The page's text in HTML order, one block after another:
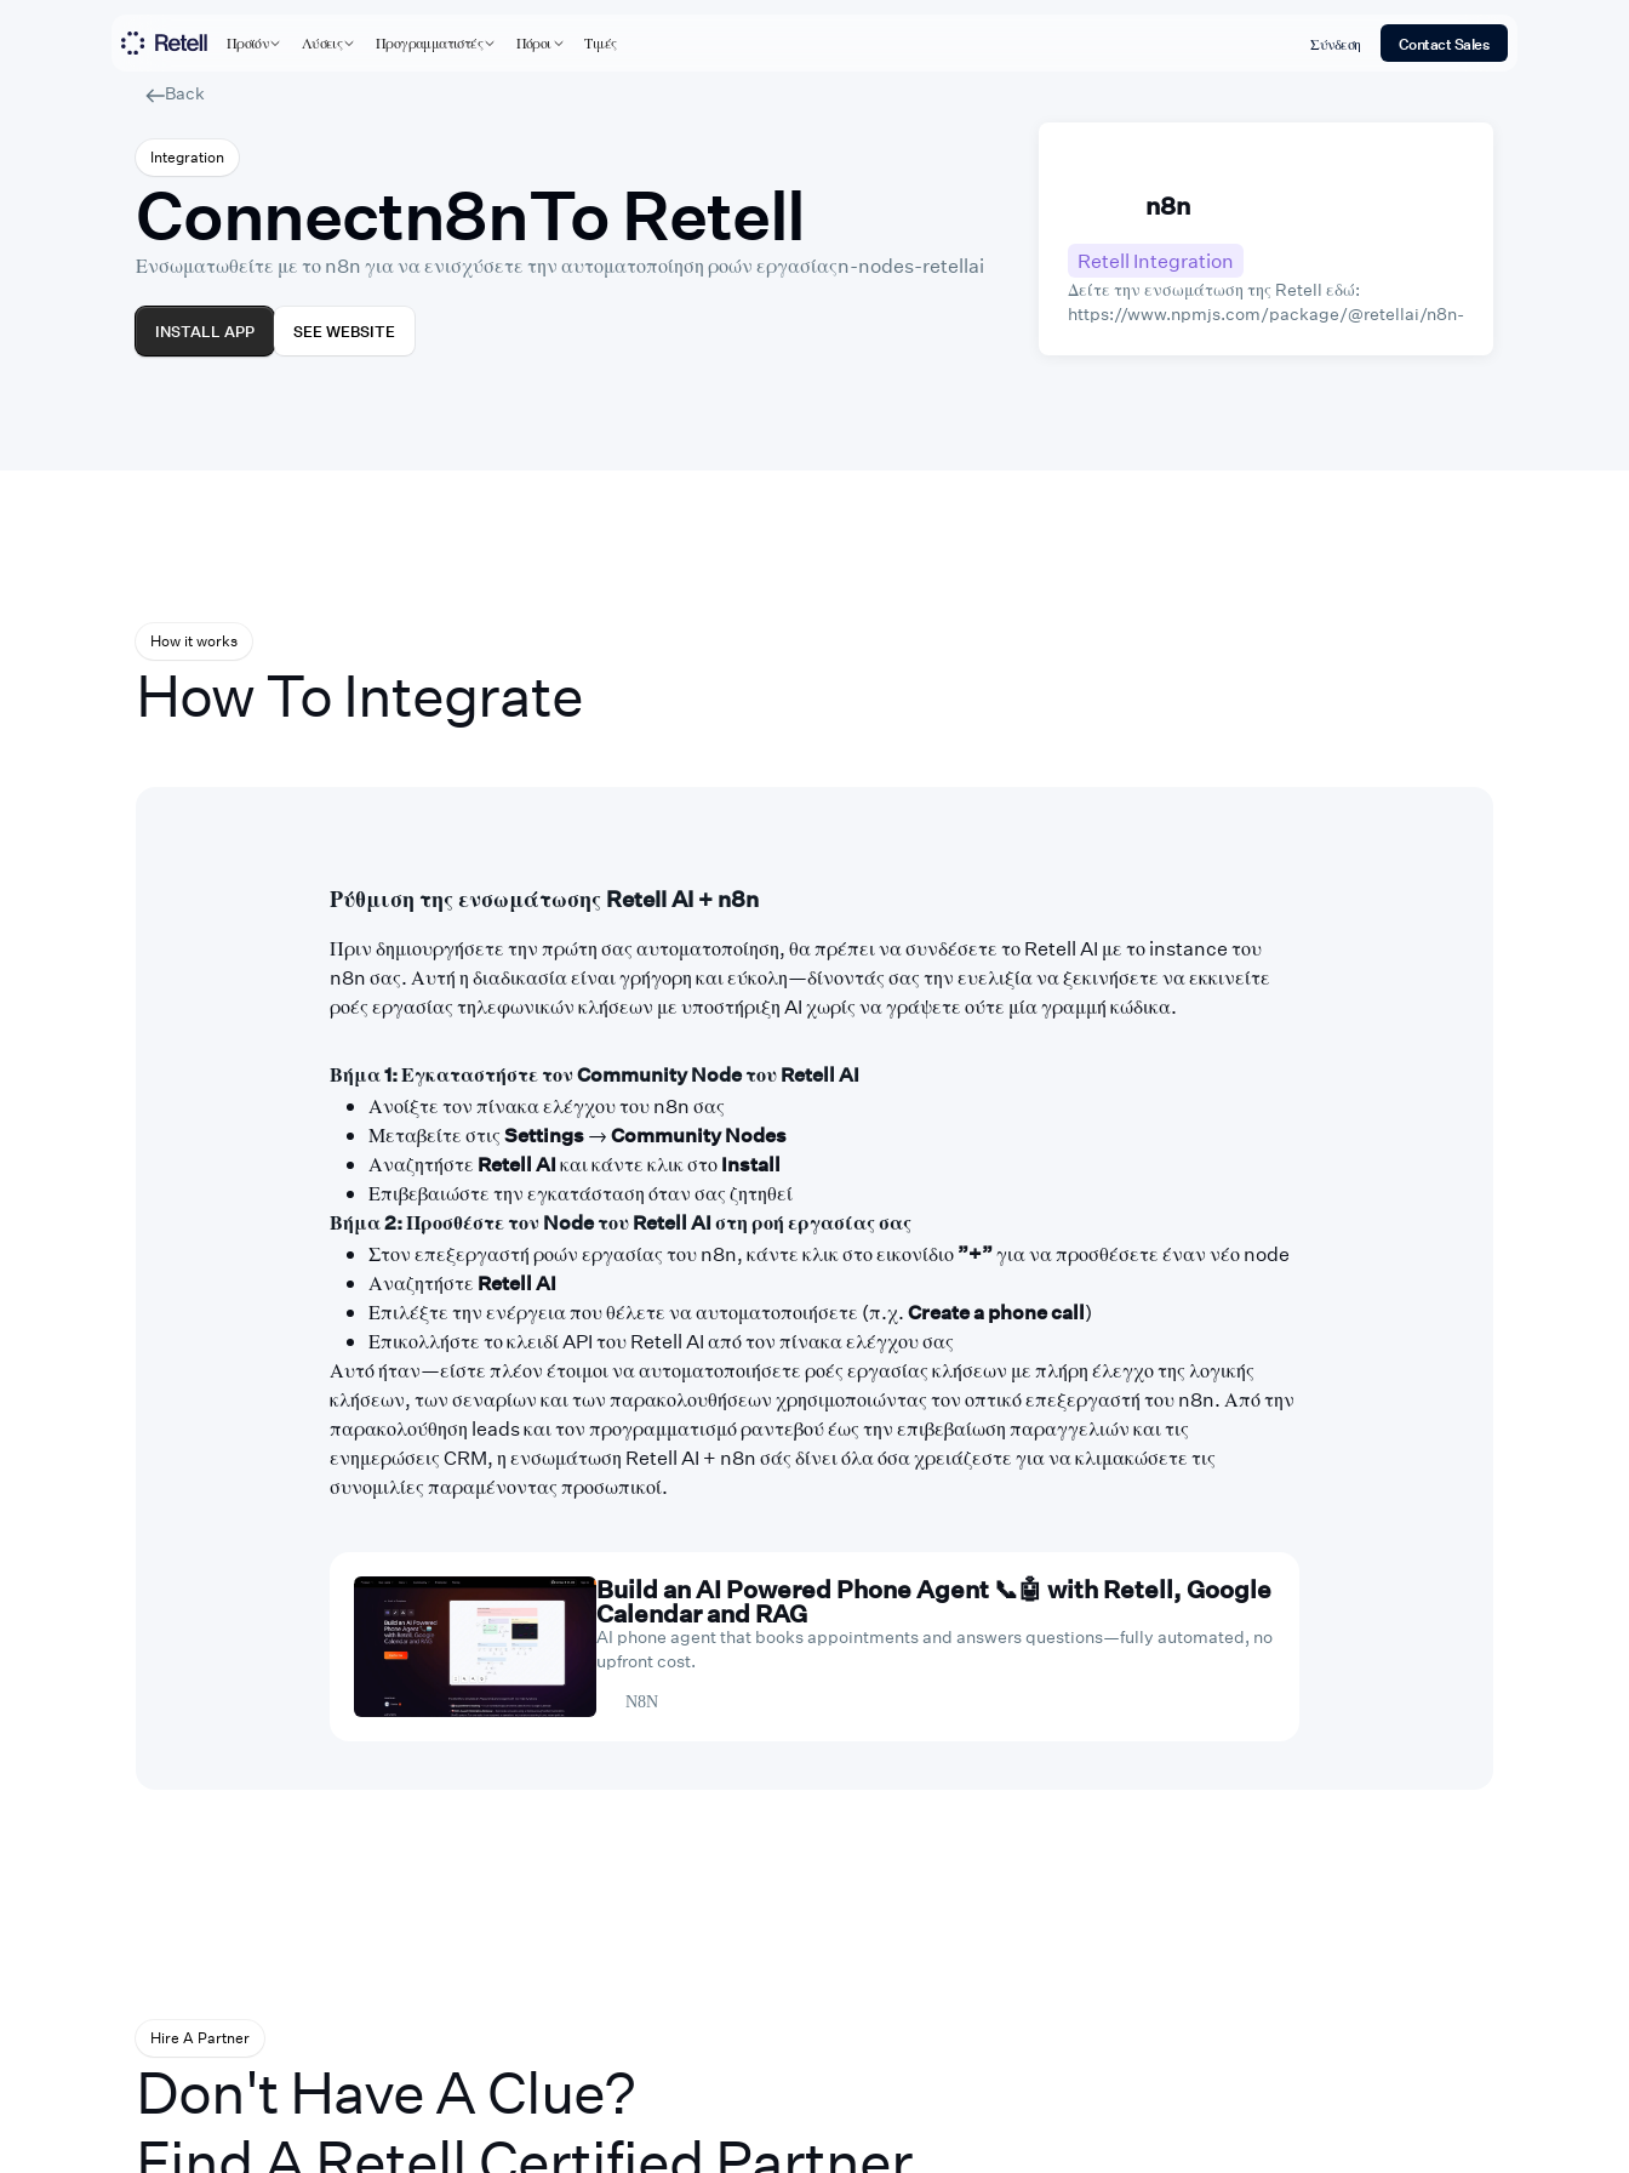
Προϊόν Λύσεις Προγραμματιστές Πόροι Τιμές Σύνδεση Contact Sales
Back
Integration
Connectn8nTo Retell
Ενσωματωθείτε με το n8n για να ενισχύσετε την αυτοματοποίηση ροών εργασίαςn-nodes-retellai
INSTALL APP SEE WEBSITE
n8n
Retell Integration
Δείτε την ενσωμάτωση της Retell εδώ:
https://www.npmjs.com/package/@retellai/n8n-
How it works
How To Integrate
Ρύθμιση της ενσωμάτωσης Retell AI + n8n
Πριν δημιουργήσετε την πρώτη σας αυτοματοποίηση, θα πρέπει να συνδέσετε το Retell AI με το instance του
n8n σας. Αυτή η διαδικασία είναι γρήγορη και εύκολη—δίνοντάς σας την ευελιξία να ξεκινήσετε να εκκινείτε
ροές εργασίας τηλεφωνικών κλήσεων με υποστήριξη AI χωρίς να γράψετε ούτε μία γραμμή κώδικα.
Βήμα 1: Εγκαταστήστε τον Community Node του Retell AI
Ανοίξτε τον πίνακα ελέγχου του n8n σας
Μεταβείτε στιςSettings→Community Nodes
Αναζητήστε Retell AIκαι κάντε κλικ στοInstall
Επιβεβαιώστε την εγκατάσταση όταν σας ζητηθεί
Βήμα 2: Προσθέστε τον Node του Retell AI στη ροή εργασίας σας
Στον επεξεργαστή ροών εργασίας του n8n, κάντε κλικ στο εικονίδιο”+”για να προσθέσετε έναν νέο node
Αναζητήστε Retell AI
Επιλέξτε την ενέργεια που θέλετε να αυτοματοποιήσετε (π.χ.Create a phone call)
Επικολλήστε το κλειδί API του Retell AI από τον πίνακα ελέγχου σας
Αυτό ήταν—είστε πλέον έτοιμοι να αυτοματοποιήσετε ροές εργασίας κλήσεων με πλήρη έλεγχο της λογικής
κλήσεων, των σεναρίων και των παρακολουθήσεων χρησιμοποιώντας τον οπτικό επεξεργαστή του n8n. Από την
παρακολούθηση leads και τον προγραμματισμό ραντεβού έως την επιβεβαίωση παραγγελιών και τις
ενημερώσεις CRM, η ενσωμάτωση Retell AI + n8n σάς δίνει όλα όσα χρειάζεστε για να κλιμακώσετε τις
συνομιλίες παραμένοντας προσωπικοί.
Build an AI Powered Phone Agent 📞🤖 with Retell, Google
Calendar and RAG
AI phone agent that books appointments and answers questions—fully automated, no
upfront cost.
N8N
Hire A Partner
Don't Have A Clue?